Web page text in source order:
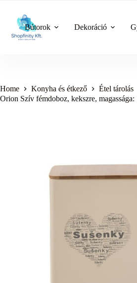
content
Bútorok Dekoráció
Home Konyha és étkező Étel tárolás
Orion Szív fémdoboz, kekszre, magassága: